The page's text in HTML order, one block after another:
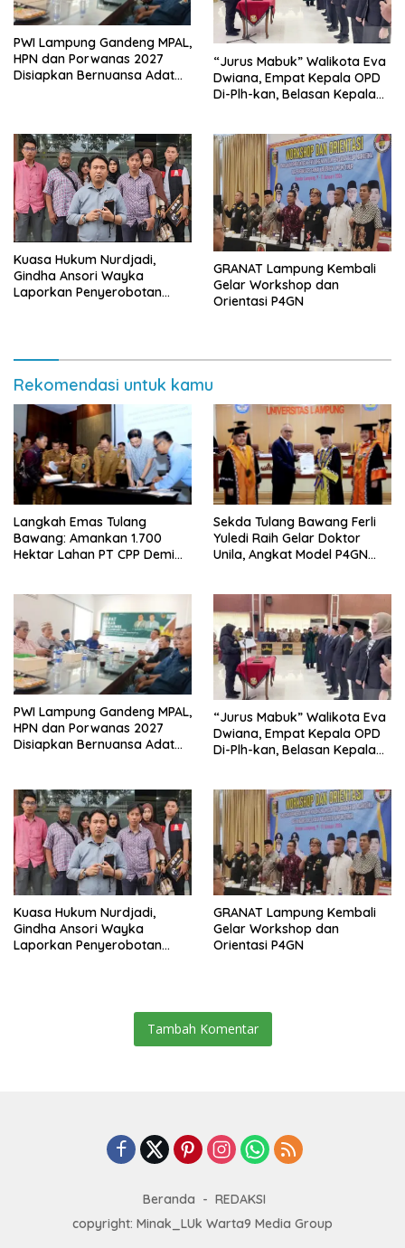
PWI Lampung Gandeng MPAL,
HPN dan Porwanas 2027
Disiapkan Bernuansa Adat
“Jurus Mabuk” Walikota Eva
Dwiana, Empat Kepala OPD
Di-Plh-kan, Belasan Kepala
Kuasa Hukum Nurdjadi,
Gindha Ansori Wayka
Laporkan Penyerobotan
GRANAT Lampung Kembali
Gelar Workshop dan
Orientasi P4GN
Rekomendasi untuk kamu
Langkah Emas Tulang
Bawang: Amankan 1.700
Hektar Lahan PT CPP Demi
Sekda Tulang Bawang Ferli
Yuledi Raih Gelar Doktor
Unila, Angkat Model P4GN
PWI Lampung Gandeng MPAL,
HPN dan Porwanas 2027
Disiapkan Bernuansa Adat
“Jurus Mabuk” Walikota Eva
Dwiana, Empat Kepala OPD
Di-Plh-kan, Belasan Kepala
Kuasa Hukum Nurdjadi,
Gindha Ansori Wayka
Laporkan Penyerobotan
GRANAT Lampung Kembali
Gelar Workshop dan
Orientasi P4GN
Tambah Komentar
Beranda
REDAKSI
copyright: Minak_LUk Warta9 Media Group